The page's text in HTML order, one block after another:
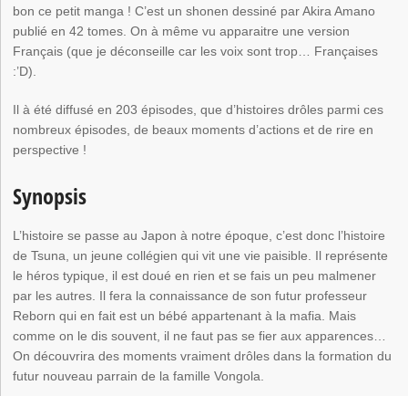
bon ce petit manga ! C’est un shonen dessiné par Akira Amano
publié en 42 tomes. On à même vu apparaitre une version
Français (que je déconseille car les voix sont trop… Françaises
:’D).
Il à été diffusé en 203 épisodes, que d’histoires drôles parmi ces
nombreux épisodes, de beaux moments d’actions et de rire en
perspective !
Synopsis
L’histoire se passe au Japon à notre époque, c’est donc l’histoire
de Tsuna, un jeune collégien qui vit une vie paisible. Il représente
le héros typique, il est doué en rien et se fais un peu malmener
par les autres. Il fera la connaissance de son futur professeur
Reborn qui en fait est un bébé appartenant à la mafia. Mais
comme on le dis souvent, il ne faut pas se fier aux apparences…
On découvrira des moments vraiment drôles dans la formation du
futur nouveau parrain de la famille Vongola.